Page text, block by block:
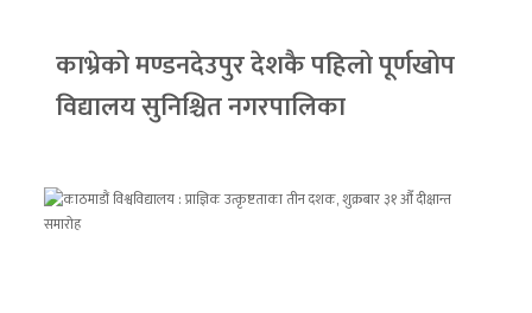
काभ्रेको मण्डनदेउपुर देशकै पहिलो पूर्णखोप
विद्यालय सुनिश्चित नगरपालिका